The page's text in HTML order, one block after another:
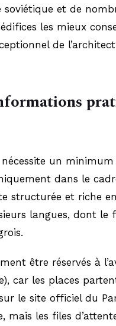
et de
les mieux
de
un minimum
dans le
structurée et riche
langues, dont le
être réservés à
car les places
le site officiel du
mais les files